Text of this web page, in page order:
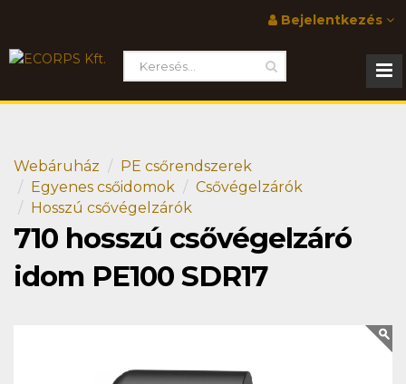
Bejelentkezés
Webáruház
PE csőrendszerek
Egyenes csőidomok
Csővégelzárók
Hosszú csővégelzárók
710 hosszú csővégelzáró
idom PE100 SDR17